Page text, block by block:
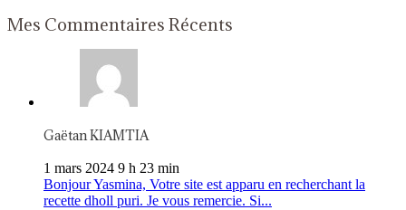
Mes Commentaires Récents
Gaëtan KIAMTIA
1 mars 2024 9 h 23 min
Bonjour Yasmina, Votre site est apparu en recherchant la
recette dholl puri. Je vous remercie. Si...